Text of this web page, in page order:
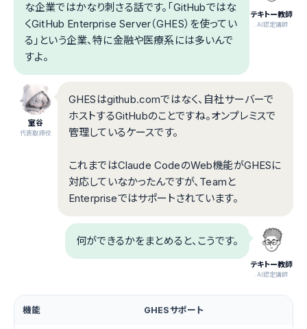
テキトー教師
.AI認定講師
な企業ではかなり刺さる話です。「GitHubではな
くGitHub Enterprise Server（GHES）を使ってい
る」という企業、特に金融や医療系には多いんで
すよ。
室谷
代表取締役
GHESはgithub.comではなく、自社サーバーで
ホストするGitHubのことですね。オンプレミスで
管理しているケースです。
これまではClaude CodeのWeb機能がGHESに
対応していなかったんですが、Teamと
Enterpriseではサポートされています。
テキトー教師
.AI認定講師
何ができるかをまとめると、こうです。
機能 GHESサポート